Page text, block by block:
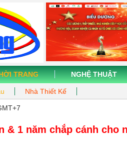
TRANG
Nhà Thiết Kế
NGHỆ THUẬT
& 1 năm chắp cánh